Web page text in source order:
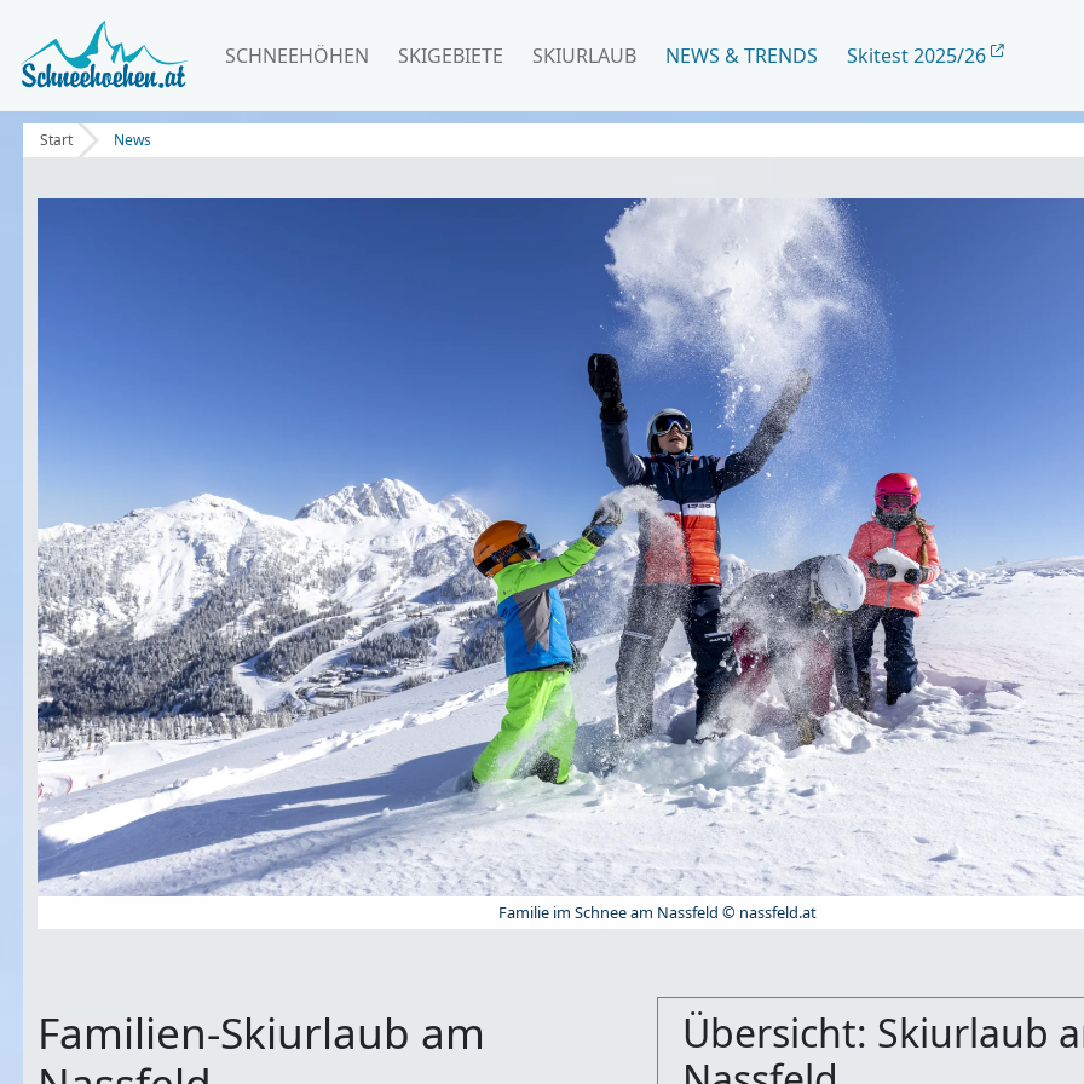
SCHNEEHÖHEN SKIGEBIETE SKIURLAUB NEWS & TRENDS Skitest 2025/26
Start News
Familie im Schnee am Nassfeld © nassfeld.at
Familien-Skiurlaub am
Übersicht: Skiurlaub